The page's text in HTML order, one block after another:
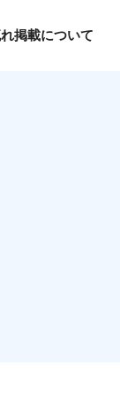
掲載について